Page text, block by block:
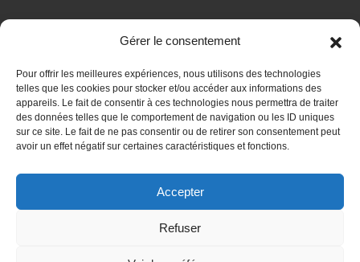
Gérer le consentement
Pour offrir les meilleures expériences, nous utilisons des technologies
telles que les cookies pour stocker et/ou accéder aux informations des
appareils. Le fait de consentir à ces technologies nous permettra de traiter
des données telles que le comportement de navigation ou les ID uniques
sur ce site. Le fait de ne pas consentir ou de retirer son consentement peut
avoir un effet négatif sur certaines caractéristiques et fonctions.
Accepter
Refuser
Plan des articles
Cyril Jarnias dans la Presse
Contactez-moi
Immobilier international
Expatriation et retraite à l’étranger